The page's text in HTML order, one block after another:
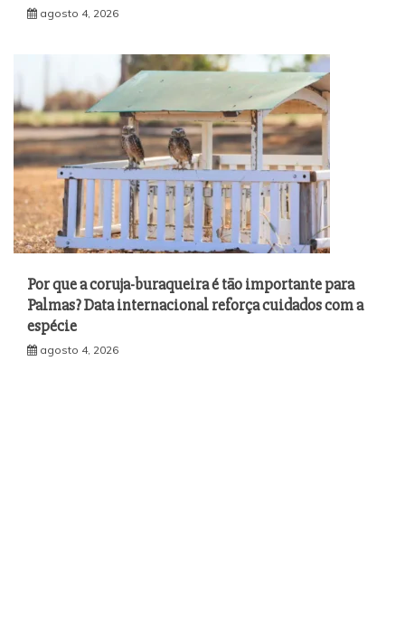
agosto 4, 2026
Por que a coruja-buraqueira é tão importante para
Palmas? Data internacional reforça cuidados com a
espécie
agosto 4, 2026